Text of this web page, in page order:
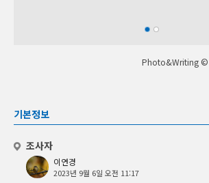
Photo&Writing ©
기본정보
조사자
이연경
2023년 9월 6일 오전 11:17